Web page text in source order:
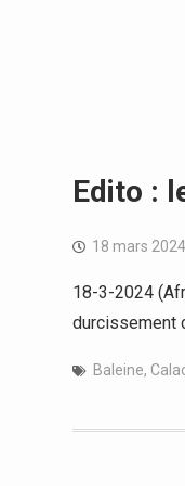
Edito :
18 mars 2024
18-3-2024
durcissement
Baleine,